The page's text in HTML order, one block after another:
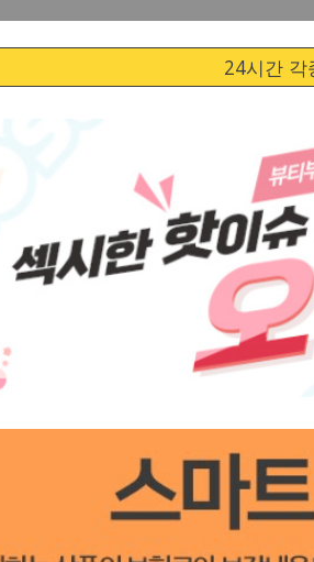
24시간 각